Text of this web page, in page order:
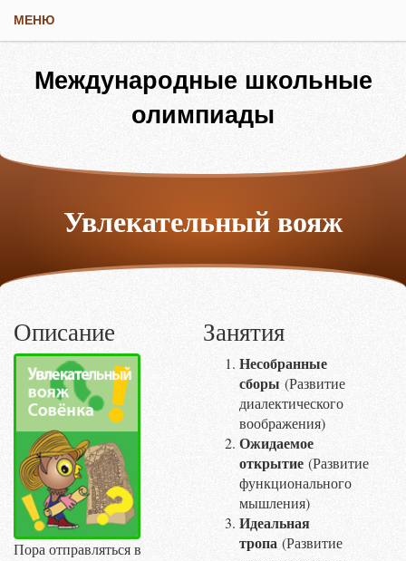
Международные школьные
олимпиады
МЕНЮ
Увлекательный вояж
Совёнка
Описание
Пора отправляться в
Занятия
Несобранные
сборы (Развитие
диалектического
воображения)
Ожидаемое
открытие (Развитие
функционального
мышления)
Идеальная
тропа (Развитие